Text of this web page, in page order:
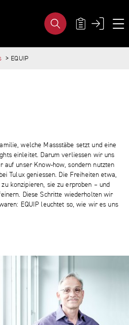
EQUIP
welche Massstäbe setzt und eine
einleitet. Darum verliessen wir uns
auf unser Know-how, sondern nutzten
Tulux geniessen. Die Freiheiten etwa,
konzipieren, sie zu erproben – und
Diese Schritte wiederholten wir
EQUIP leuchtet so, wie wir es uns